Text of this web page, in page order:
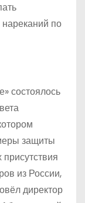
нареканий по
состоялось
защиты
из России,
директор